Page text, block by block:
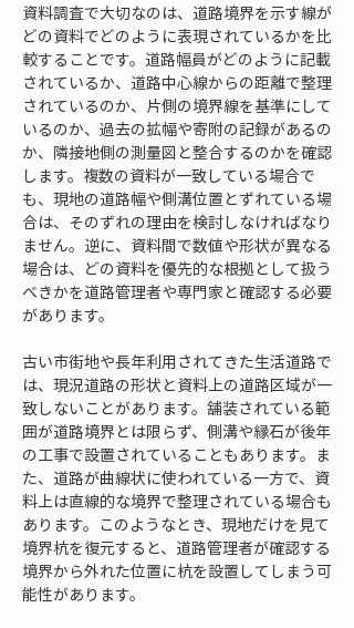
資料調査で大切なのは、道路境界を示す線が
どの資料でどのように表現されているかを比
較することです。道路幅員がどのように記載
されているか、道路中心線からの距離で整理
されているのか、片側の境界線を基準にして
いるのか、過去の拡幅や寄附の記録があるの
か、隣接地側の測量図と整合するのかを確認
します。複数の資料が一致している場合で
も、現地の道路幅や側溝位置とずれている場
合は、そのずれの理由を検討しなければなり
ません。逆に、資料間で数値や形状が異なる
場合は、どの資料を優先的な根拠として扱う
べきかを道路管理者や専門家と確認する必要
があります。
古い市街地や長年利用されてきた生活道路で
は、現況道路の形状と資料上の道路区域が一
致しないことがあります。舗装されている範
囲が道路境界とは限らず、側溝や縁石が後年
の工事で設置されていることもあります。ま
た、道路が曲線状に使われている一方で、資
料上は直線的な境界で整理されている場合も
あります。このようなとき、現地だけを見て
境界杭を復元すると、道路管理者が確認する
境界から外れた位置に杭を設置してしまう可
能性があります。